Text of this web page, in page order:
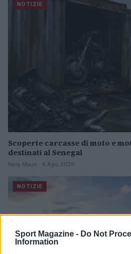
Sport Magazine - Do Not
Information
NOTIZIE
Scoperte carcasse di moto e
destinati al Senegal
Ilaria Mauri · 4 Ago 2026
NOTIZIE